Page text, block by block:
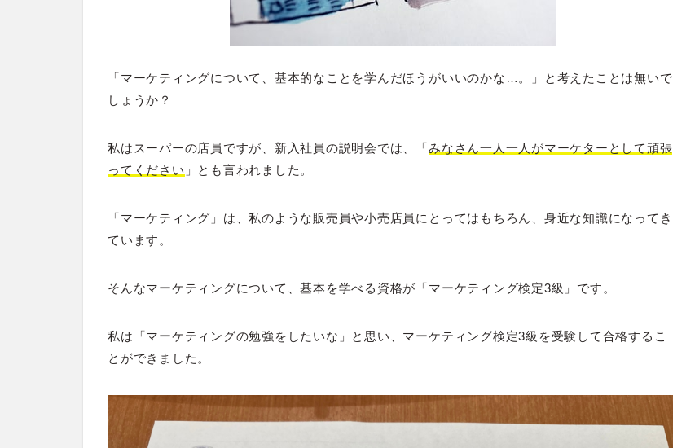
「マーケティングについて、基本的なことを学んだほうがいいのかな…。」と考えたことは無いで
しょうか？
私はスーパーの店員ですが、新入社員の説明会では、「みなさん一人一人がマーケターとして頑張
ってください 」とも言われました。
「マーケティング」は、私のような販売員や小売店員にとってはもちろん、身近な知識になってき
ています。
そんなマーケティングについて、基本を学べる資格が「マーケティング検定3級」です。
私は「マーケティングの勉強をしたいな」と思い、マーケティング検定3級を受験して合格するこ
とができました。